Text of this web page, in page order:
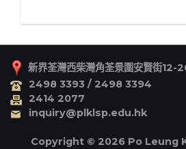
新界荃灣西柴灣角荃景圍安賢街12-
2498 3393 / 2498 3394
2414 2077
inquiry@plklsp.edu.hk
Copyright © 2026 Po Leung